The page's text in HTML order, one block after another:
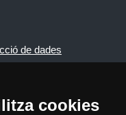
cookies
de dades